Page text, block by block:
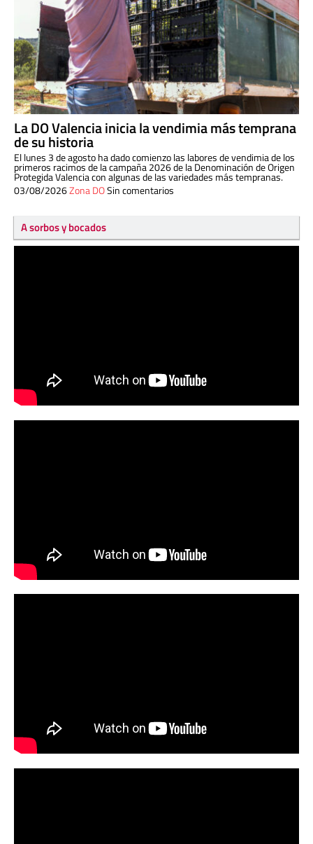
La DO Valencia inicia la vendimia más temprana
de su historia
El lunes 3 de agosto ha dado comienzo las labores de vendimia de los
primeros racimos de la campaña 2026 de la Denominación de Origen
Protegida Valencia con algunas de las variedades más tempranas.
03/08/2026Zona DOSin comentarios
A sorbos y bocados